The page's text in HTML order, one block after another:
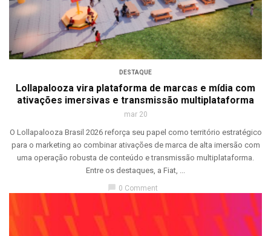
DESTAQUE
Lollapalooza vira plataforma de marcas e mídia com
ativações imersivas e transmissão multiplataforma
mar 20
O Lollapalooza Brasil 2026 reforça seu papel como território estratégico
para o marketing ao combinar ativações de marca de alta imersão com
uma operação robusta de conteúdo e transmissão multiplataforma.
Entre os destaques, a Fiat, ...
0 Comment